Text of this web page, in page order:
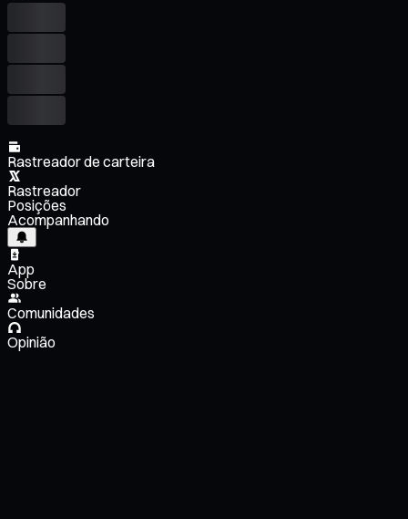
Rastreador de carteira
Rastreador
Posições
Acompanhando
App
Sobre
Comunidades
Opinião